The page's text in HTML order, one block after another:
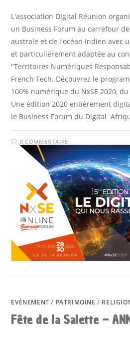
L'association Digital Réunion
un Business Forum au carrefour de
australe et de l'océan Indien avec
et particulièrement adaptée au
"Territoires Numériques
French Tech. Découvrez le
100% numérique du NxSE 2020,
Une édition 2020 entièrement
le Business Forum du Digital
0 COMMENTAIRE
EVÈNEMENT / PATRIMOINE /
Fête de la Salette –